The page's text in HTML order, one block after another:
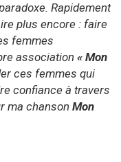
Rapidement
plus encore : faire
femmes
association « Mon
ces femmes qui
confiance à travers
ma chanson Mon